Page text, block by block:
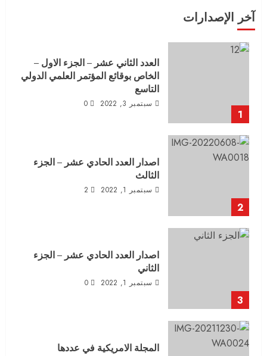
آخر الإصدارات
1
العدد الثاني عشر – الجزء الاول –
الخاص بوقائع المؤتمر العلمي الدولي
التاسع
سبتمبر 3, 2022 0
2
اصدار العدد الحادي عشر – الجزء
الثالث
سبتمبر 1, 2022 2
3
اصدار العدد الحادي عشر – الجزء
الثاني
سبتمبر 1, 2022 0
المجلة الامريكية في عددها